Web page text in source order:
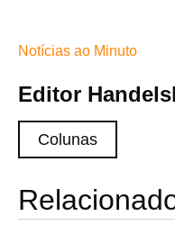
Notícias ao Minuto
Editor
Colunas